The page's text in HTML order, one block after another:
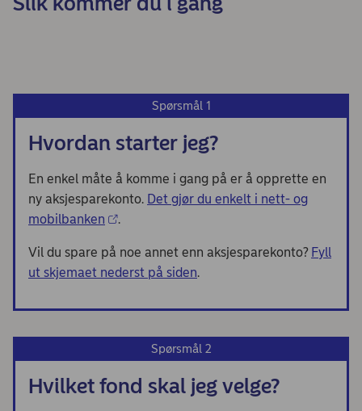
Spørsmål 1
Hvordan starter jeg?
En enkel måte å komme i gang på er å opprette en
ny aksjesparekonto. Det gjør du enkelt i nett- og
mobilbanken
.
Vil du spare på noe annet enn aksjesparekonto? Fyll
ut skjemaet nederst på siden.
Spørsmål 2
Hvilket fond skal jeg velge?